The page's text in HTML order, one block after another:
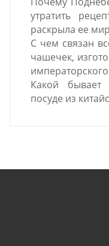
утратить
раскрыла ее
С чем связан
чашечек,
Какой бывает
посуде из